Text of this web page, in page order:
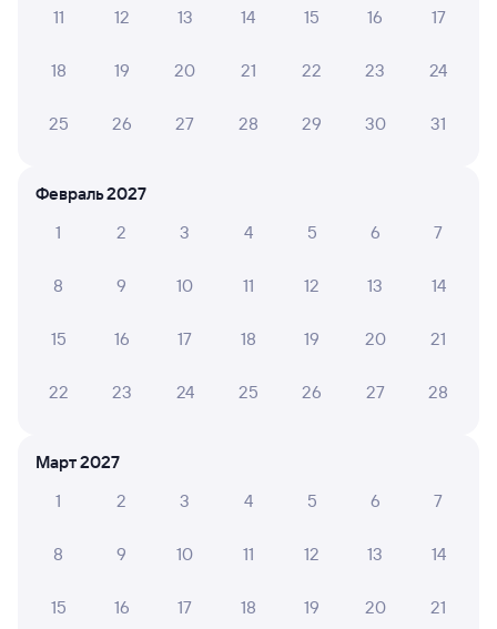
Инструкция по приобретению билетов
Обратные билеты из Касторной-Новой
11 12 13 14 15 16 17
18 19 20 21 22 23 24
25 26 27 28 29 30 31
Февраль 2027
1
2 3 4 5 6 7
8 9 10 11 12 13 14
15 16 17 18 19 20 21
22 23 24 25 26 27 28
Март 2027
1
2 3 4 5 6 7
8 9 10 11 12 13 14
15 16 17 18 19 20 21